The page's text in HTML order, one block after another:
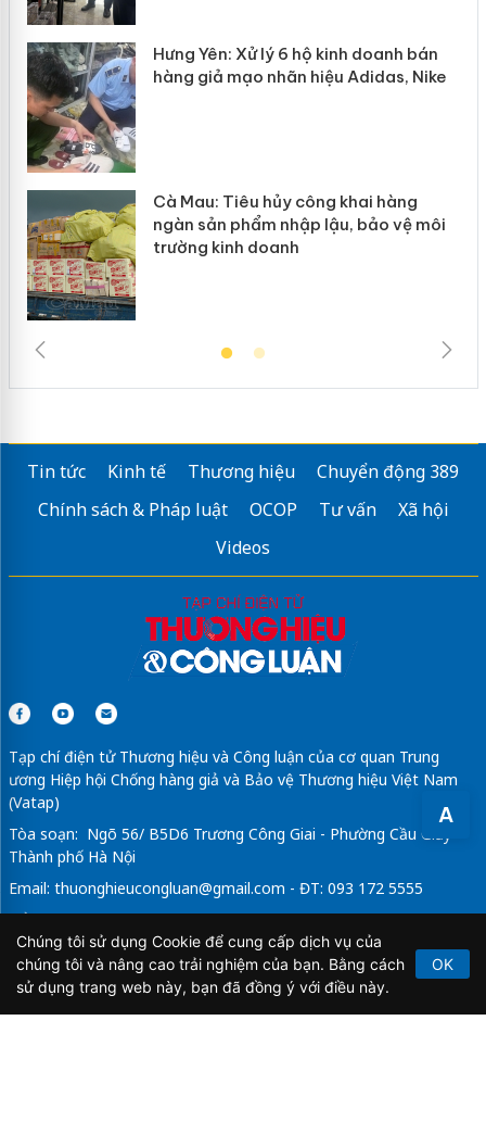
A
Hưng Yên: Xử lý 6 hộ kinh doanh bán
hàng giả mạo nhãn hiệu Adidas, Nike
Cà Mau: Tiêu hủy công khai hàng
ngàn sản phẩm nhập lậu, bảo vệ môi
trường kinh doanh
Tin tức Kinh tế Thương hiệu
Chuyển động 389
Chính sách & Pháp luật
OCOP Tư vấn
Xã hội
Videos
Tạp chí điện tử Thương hiệu và Công luận của cơ quan Trung
ương Hiệp hội Chống hàng giả và Bảo vệ Thương hiệu Việt Nam
(Vatap)
Tòa soạn: Ngõ 56/ B5D6 Trương Công Giai - Phường Cầu Giấy -
Thành phố Hà Nội
Email: thuonghieucongluan@gmail.com - ĐT: 093 172 5555
Tổng Biên Tập: Vũ Đức Thuận
Giấy phép hoạt động báo chí điện tử số 64/GP-BTTTT do Bộ
Thông tin và Truyền thông cấp ngày 21/2/2020.
Chúng tôi sử dụng Cookie để cung cấp dịch vụ của
chúng tôi và nâng cao trải nghiệm của bạn. Bằng cách
sử dụng trang web này, bạn đã đồng ý với điều này.
OK